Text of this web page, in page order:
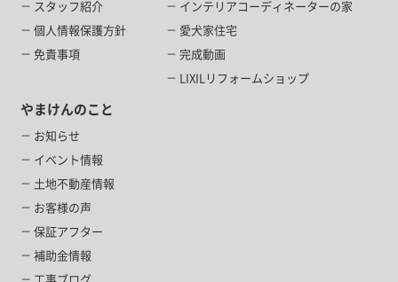
スタッフ紹介
個人情報保護方針
免責事項
インテリアコーディネーターの家
愛犬家住宅
完成動画
LIXILリフォームショップ
やまけんのこと
お知らせ
イベント情報
土地不動産情報
お客様の声
保証アフター
補助金情報